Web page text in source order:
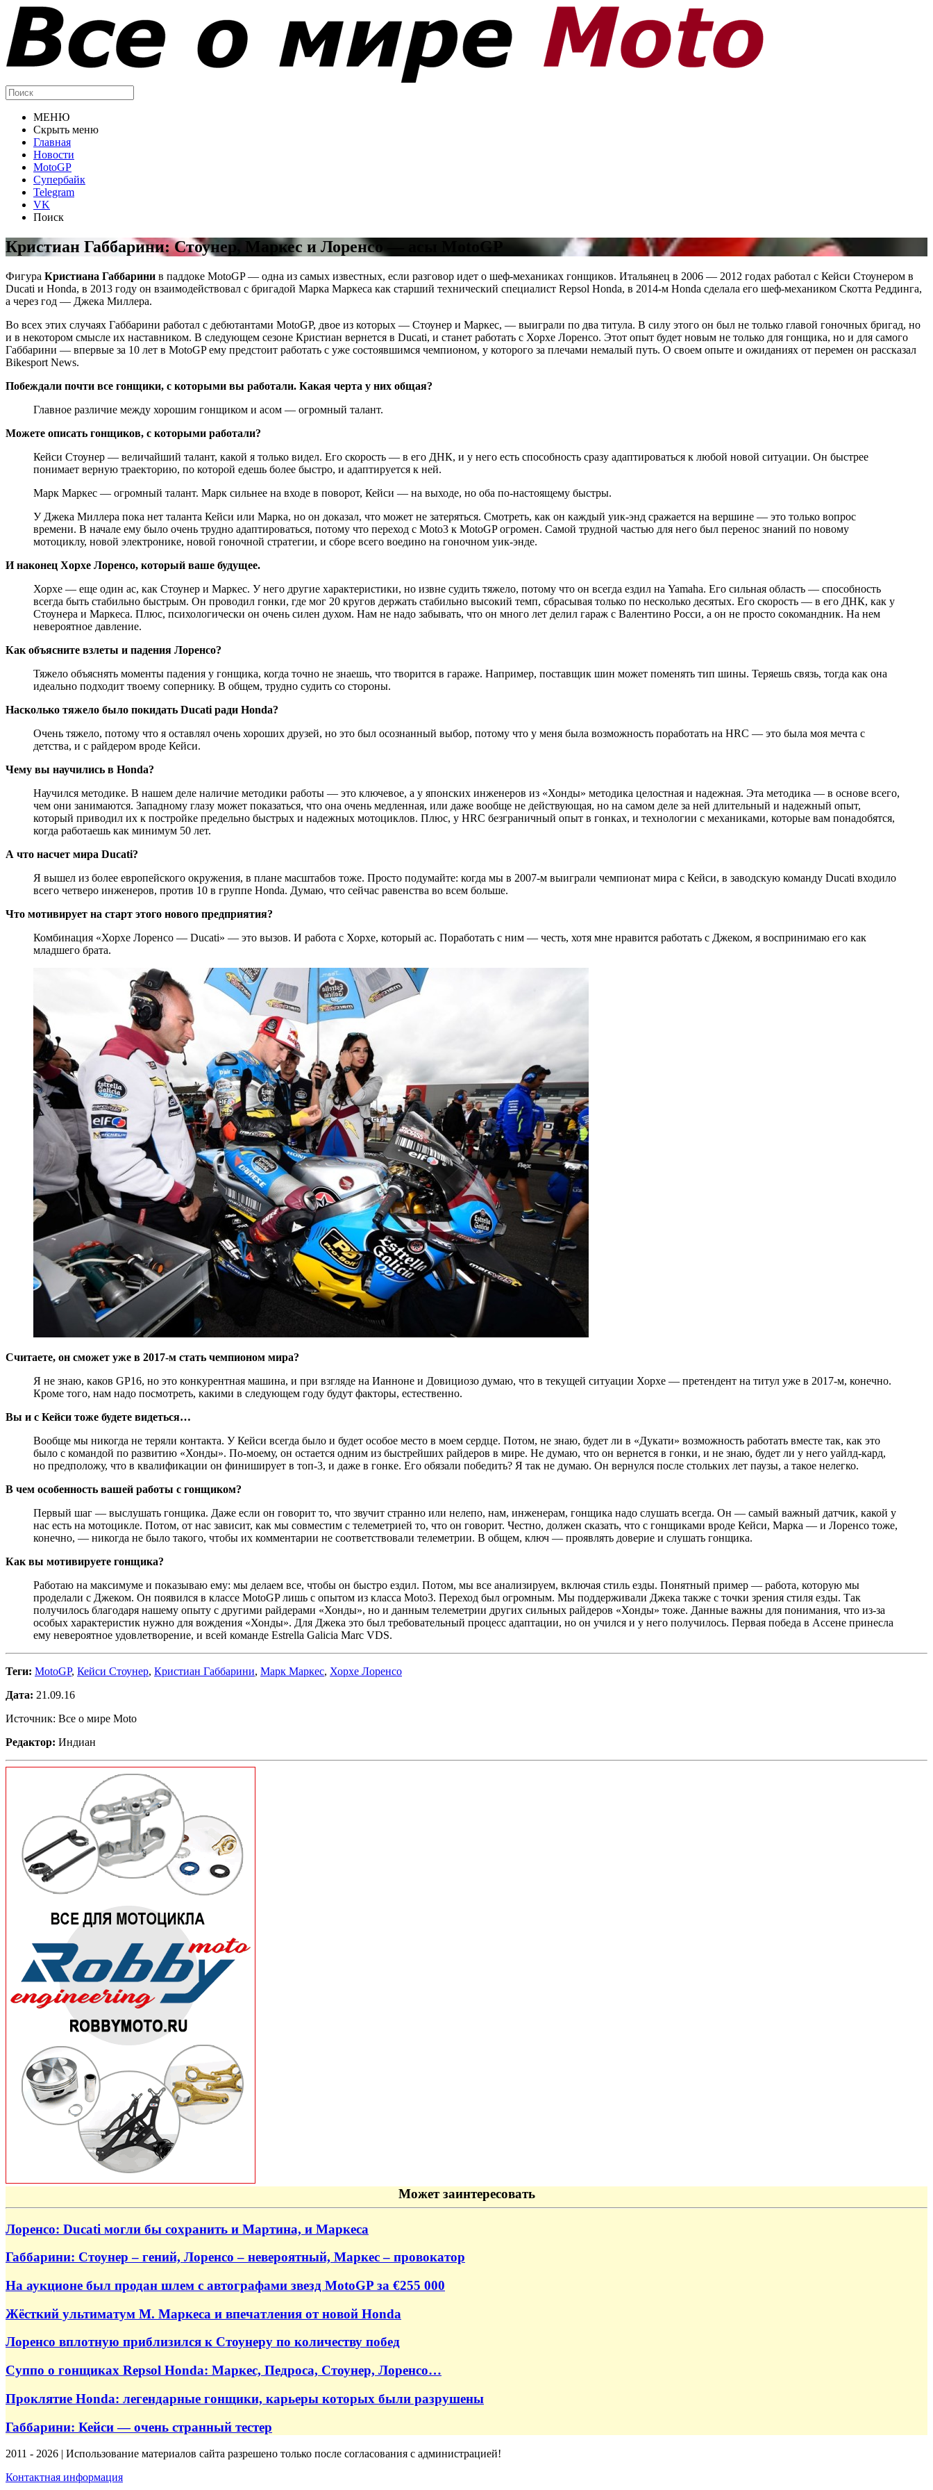
МЕНЮ
Скрыть меню
Главная
Новости
MotoGP
Супербайк
Telegram
VK
Поиск
Кристиан Габбарини: Стоунер, Маркес и Лоренсо — асы MotoGP
Фигура Кристиана Габбарини в паддоке MotoGP — одна из самых известных, если разговор идет о шеф-механиках гонщиков. Итальянец в 2006 — 2012 годах работал с Кейси Стоунером в
Ducati и Honda, в 2013 году он взаимодействовал с бригадой Марка Маркеса как старший технический специалист Repsol Honda, в 2014-м Honda сделала его шеф-механиком Скотта Реддинга,
а через год — Джека Миллера.
Во всех этих случаях Габбарини работал с дебютантами MotoGP, двое из которых — Стоунер и Маркес, — выиграли по два титула. В силу этого он был не только главой гоночных бригад, но
и в некотором смысле их наставником. В следующем сезоне Кристиан вернется в Ducati, и станет работать с Хорхе Лоренсо. Этот опыт будет новым не только для гонщика, но и для самого
Габбарини — впервые за 10 лет в MotoGP ему предстоит работать с уже состоявшимся чемпионом, у которого за плечами немалый путь. О своем опыте и ожиданиях от перемен он рассказал
Bikesport News.
Побеждали почти все гонщики, с которыми вы работали. Какая черта у них общая?
Главное различие между хорошим гонщиком и асом — огромный талант.
Можете описать гонщиков, с которыми работали?
Кейси Стоунер — величайший талант, какой я только видел. Его скорость — в его ДНК, и у него есть способность сразу адаптироваться к любой новой ситуации. Он быстрее
понимает верную траекторию, по которой едешь более быстро, и адаптируется к ней.
Марк Маркес — огромный талант. Марк сильнее на входе в поворот, Кейси — на выходе, но оба по-настоящему быстры.
У Джека Миллера пока нет таланта Кейси или Марка, но он доказал, что может не затеряться. Смотреть, как он каждый уик-энд сражается на вершине — это только вопрос
времени. В начале ему было очень трудно адаптироваться, потому что переход с Moto3 к MotoGP огромен. Самой трудной частью для него был перенос знаний по новому
мотоциклу, новой электронике, новой гоночной стратегии, и сборе всего воедино на гоночном уик-энде.
И наконец Хорхе Лоренсо, который ваше будущее.
Хорхе — еще один ас, как Стоунер и Маркес. У него другие характеристики, но извне судить тяжело, потому что он всегда ездил на Yamaha. Его сильная область — способность
всегда быть стабильно быстрым. Он проводил гонки, где мог 20 кругов держать стабильно высокий темп, сбрасывая только по несколько десятых. Его скорость — в его ДНК, как у
Стоунера и Маркеса. Плюс, психологически он очень силен духом. Нам не надо забывать, что он много лет делил гараж с Валентино Росси, а он не просто сокомандник. На нем
невероятное давление.
Как объясните взлеты и падения Лоренсо?
Тяжело объяснять моменты падения у гонщика, когда точно не знаешь, что творится в гараже. Например, поставщик шин может поменять тип шины. Теряешь связь, тогда как она
идеально подходит твоему сопернику. В общем, трудно судить со стороны.
Насколько тяжело было покидать Ducati ради Honda?
Очень тяжело, потому что я оставлял очень хороших друзей, но это был осознанный выбор, потому что у меня была возможность поработать на HRC — это была моя мечта с
детства, и с райдером вроде Кейси.
Чему вы научились в Honda?
Научился методике. В нашем деле наличие методики работы — это ключевое, а у японских инженеров из «Хонды» методика целостная и надежная. Эта методика — в основе всего,
чем они занимаются. Западному глазу может показаться, что она очень медленная, или даже вообще не действующая, но на самом деле за ней длительный и надежный опыт,
который приводил их к постройке предельно быстрых и надежных мотоциклов. Плюс, у HRC безграничный опыт в гонках, и технологии с механиками, которые вам понадобятся,
когда работаешь как минимум 50 лет.
А что насчет мира Ducati?
Я вышел из более европейского окружения, в плане масштабов тоже. Просто подумайте: когда мы в 2007-м выиграли чемпионат мира с Кейси, в заводскую команду Ducati входило
всего четверо инженеров, против 10 в группе Honda. Думаю, что сейчас равенства во всем больше.
Что мотивирует на старт этого нового предприятия?
Комбинация «Хорхе Лоренсо — Ducati» — это вызов. И работа с Хорхе, который ас. Поработать с ним — честь, хотя мне нравится работать с Джеком, я воспринимаю его как
младшего брата.
Считаете, он сможет уже в 2017-м стать чемпионом мира?
Я не знаю, каков GP16, но это конкурентная машина, и при взгляде на Ианноне и Довициозо думаю, что в текущей ситуации Хорхе — претендент на титул уже в 2017-м, конечно.
Кроме того, нам надо посмотреть, какими в следующем году будут факторы, естественно.
Вы и с Кейси тоже будете видеться…
Вообще мы никогда не теряли контакта. У Кейси всегда было и будет особое место в моем сердце. Потом, не знаю, будет ли в «Дукати» возможность работать вместе так, как это
было с командой по развитию «Хонды». По-моему, он остается одним из быстрейших райдеров в мире. Не думаю, что он вернется в гонки, и не знаю, будет ли у него уайлд-кард,
но предположу, что в квалификации он финиширует в топ-3, и даже в гонке. Его обязали победить? Я так не думаю. Он вернулся после стольких лет паузы, а такое нелегко.
В чем особенность вашей работы с гонщиком?
Первый шаг — выслушать гонщика. Даже если он говорит то, что звучит странно или нелепо, нам, инженерам, гонщика надо слушать всегда. Он — самый важный датчик, какой у
нас есть на мотоцикле. Потом, от нас зависит, как мы совместим с телеметрией то, что он говорит. Честно, должен сказать, что с гонщиками вроде Кейси, Марка — и Лоренсо тоже,
конечно, — никогда не было такого, чтобы их комментарии не соответствовали телеметрии. В общем, ключ — проявлять доверие и слушать гонщика.
Как вы мотивируете гонщика?
Работаю на максимуме и показываю ему: мы делаем все, чтобы он быстро ездил. Потом, мы все анализируем, включая стиль езды. Понятный пример — работа, которую мы
проделали с Джеком. Он появился в классе MotoGP лишь с опытом из класса Moto3. Переход был огромным. Мы поддерживали Джека также с точки зрения стиля езды. Так
получилось благодаря нашему опыту с другими райдерами «Хонды», но и данным телеметрии других сильных райдеров «Хонды» тоже. Данные важны для понимания, что из-за
особых характеристик нужно для вождения «Хонды». Для Джека это был требовательный процесс адаптации, но он учился и у него получилось. Первая победа в Ассене принесла
ему невероятное удовлетворение, и всей команде Estrella Galicia Marc VDS.
Теги: MotoGP, Кейси Стоунер, Кристиан Габбарини, Марк Маркес, Хорхе Лоренсо
Дата: 21.09.16
Источник: Все о мире Moto
Редактор: Индиан
Может заинтересовать
Лоренсо: Ducati могли бы сохранить и Мартина, и Маркеса
Габбарини: Стоунер – гений, Лоренсо – невероятный, Маркес – провокатор
На аукционе был продан шлем с автографами звезд MotoGP за €255 000
Жёсткий ультиматум М. Маркеса и впечатления от новой Honda
Лоренсо вплотную приблизился к Стоунеру по количеству побед
Суппо о гонщиках Repsol Honda: Маркес, Педроса, Стоунер, Лоренсо…
Проклятие Honda: легендарные гонщики, карьеры которых были разрушены
Габбарини: Кейси — очень странный тестер
2011 - 2026 | Использование материалов сайта разрешено только после согласования с администрацией!
Контактная информация